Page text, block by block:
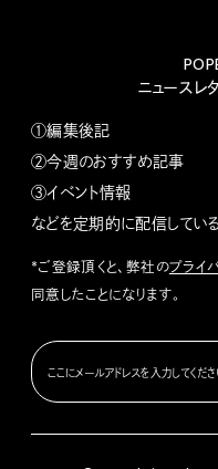
ニュースレ
①編集後記
②今週のおすすめ記事
③イベント情報
などを定期的に配信してい
*ご登録頂くと、弊社のプライ
同意したことになります。